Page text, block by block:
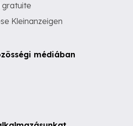
gratuite
Kleinanzeigen
médiában